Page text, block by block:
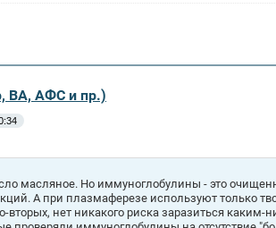
ВА, АФС и пр.)
масляное. Но иммуноглобулины - это
А при плазмаферезе используют только
нет никакого риска заразиться каким-